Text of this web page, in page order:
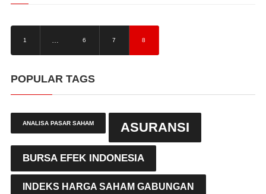
1 … 6 7 8
POPULAR TAGS
ANALISA PASAR SAHAM ASURANSI
BURSA EFEK INDONESIA
INDEKS HARGA SAHAM GABUNGAN